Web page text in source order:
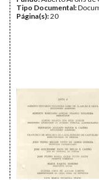
Tipo Documental:
Página(s):20